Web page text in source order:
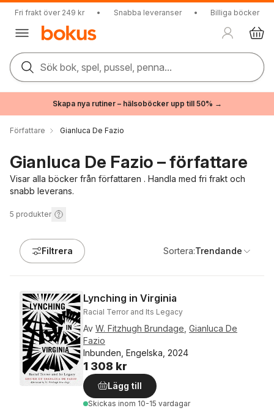
Fri frakt över 249 kr • Snabba leveranser • Billiga böcker
Sök bok, spel, pussel, penna...
Skapa nya rutiner – hälsoböcker upp till 50% →
Författare Gianluca De Fazio
Gianluca De Fazio – författare
Visar alla böcker från författaren . Handla med fri frakt och
snabb leverans.
5 produkter
Filtrera Sortera:Trendande
Lynching in Virginia
Racial Terror and Its Legacy
Av W. Fitzhugh Brundage Gianluca De
Fazio
Inbunden, Engelska, 2024
1 308 kr
Lägg till
Skickas inom 10-15 vardagar